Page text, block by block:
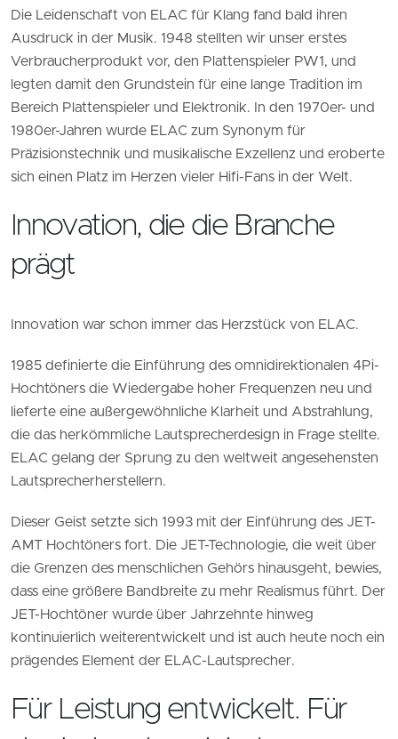
Die Leidenschaft von ELAC für Klang fand bald ihren
Ausdruck in der Musik. 1948 stellten wir unser erstes
Verbraucherprodukt vor, den Plattenspieler PW1, und
legten damit den Grundstein für eine lange Tradition im
Bereich Plattenspieler und Elektronik. In den 1970er- und
1980er-Jahren wurde ELAC zum Synonym für
Präzisionstechnik und musikalische Exzellenz und eroberte
sich einen Platz im Herzen vieler Hifi-Fans in der Welt.
Innovation, die die Branche
prägt
Innovation war schon immer das Herzstück von ELAC.
1985 definierte die Einführung des omnidirektionalen 4Pi-
Hochtöners die Wiedergabe hoher Frequenzen neu und
lieferte eine außergewöhnliche Klarheit und Abstrahlung,
die das herkömmliche Lautsprecherdesign in Frage stellte.
ELAC gelang der Sprung zu den weltweit angesehensten
Lautsprecherherstellern.
Dieser Geist setzte sich 1993 mit der Einführung des JET-
AMT Hochtöners fort. Die JET-Technologie, die weit über
die Grenzen des menschlichen Gehörs hinausgeht, bewies,
dass eine größere Bandbreite zu mehr Realismus führt. Der
JET-Hochtöner wurde über Jahrzehnte hinweg
kontinuierlich weiterentwickelt und ist auch heute noch ein
prägendes Element der ELAC-Lautsprecher.
Für Leistung entwickelt. Für